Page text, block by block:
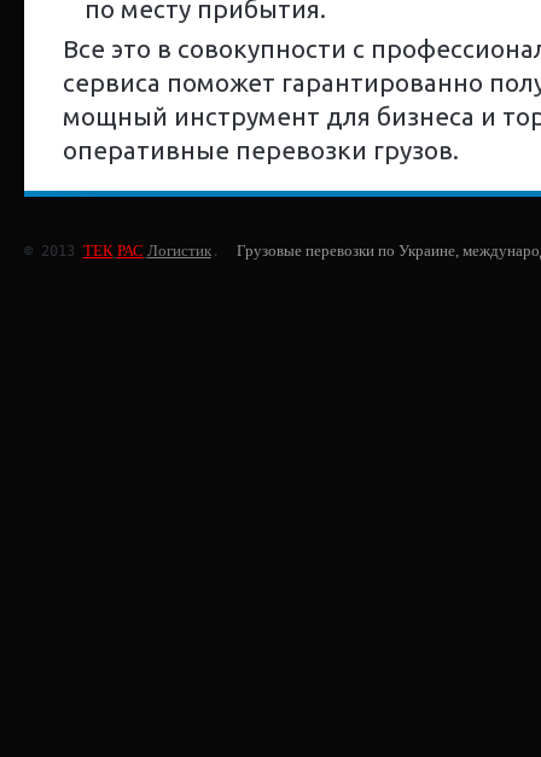
по месту прибытия.
Все это в совокупности с
сервиса поможет гарантированно
мощный инструмент для бизнеса и
оперативные перевозки грузов.
© 2013 ТЕК РАС Логистик. Грузовые перевозки по Украине,